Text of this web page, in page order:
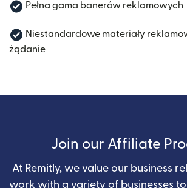
Pełna gama banerów reklamowych
Niestandardowe materiały
żądanie
Join our Affiliate
At Remitly, we value our business
work with a variety of businesses